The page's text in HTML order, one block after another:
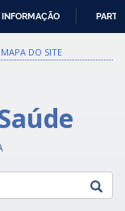
MAPA DO SITE